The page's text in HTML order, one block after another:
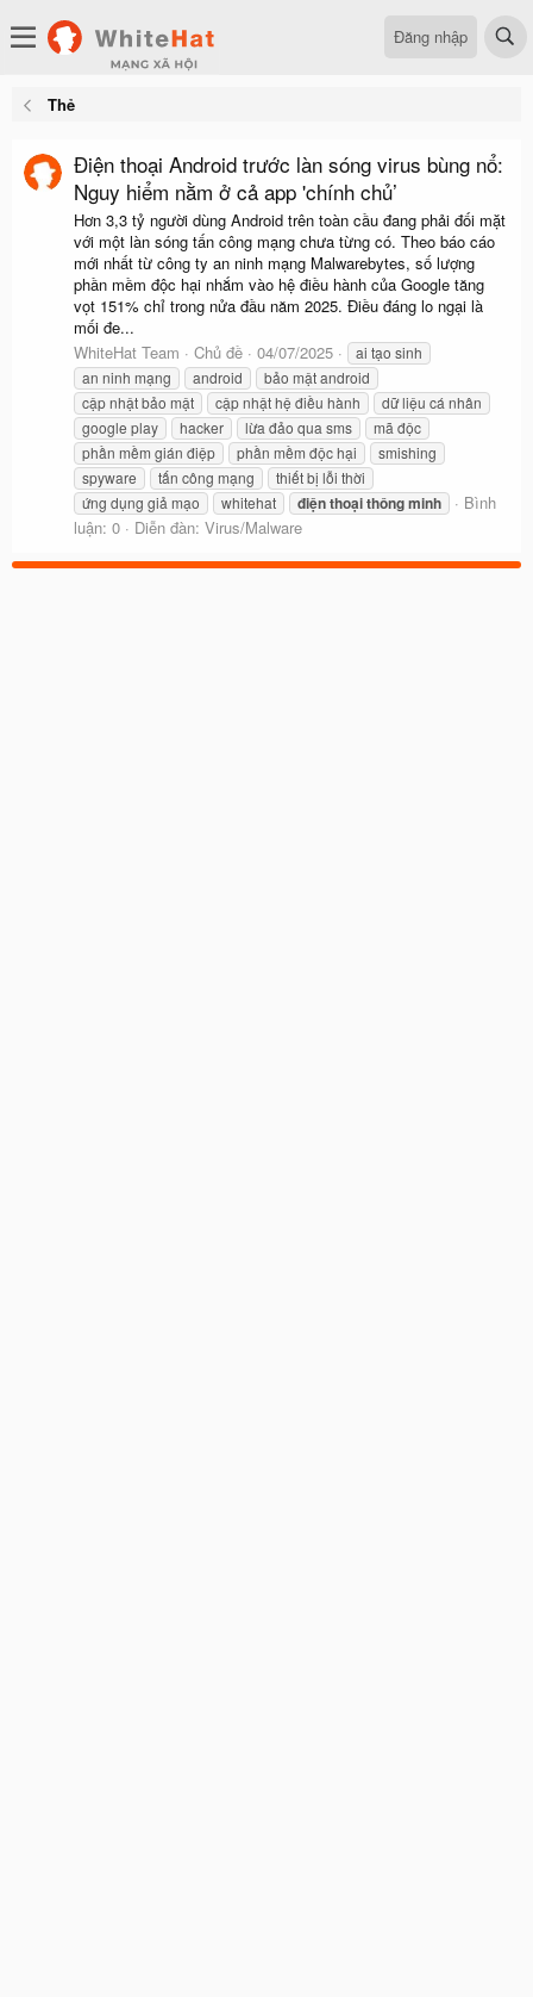
Đăng nhập
Thẻ
Điện thoại Android trước làn sóng virus bùng nổ:
Nguy hiểm nằm ở cả app 'chính chủ’
Hơn 3,3 tỷ người dùng Android trên toàn cầu đang phải đối mặt
với một làn sóng tấn công mạng chưa từng có. Theo báo cáo
mới nhất từ công ty an ninh mạng Malwarebytes, số lượng
phần mềm độc hại nhắm vào hệ điều hành của Google tăng
vọt 151% chỉ trong nửa đầu năm 2025. Điều đáng lo ngại là
mối đe...
WhiteHat Team
Chủ đề 04/07/2025
ai tạo sinh
an ninh mạng
android
bảo mật android
cập nhật bảo mật
cập nhật hệ điều hành
dữ liệu cá nhân
google play
hacker lừa đảo qua sms
mã độc
phần mềm gián điệp
phần mềm độc hại
smishing
spyware
tấn công mạng
thiết bị lỗi thời
ứng dụng giả mạo
whitehat điệnthoạithôngminh
Bình
luận: 0
Diễn đàn: Virus/Malware